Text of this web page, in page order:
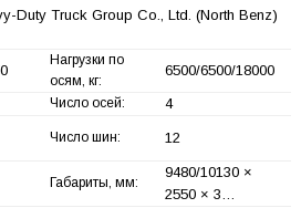
Duty Truck Group Co., Ltd. (North Benz)
Нагрузки по
осям, кг:
6500/6500/18000
Число осей: 4
Число шин: 12
Габариты, мм:
9480/10130 ×
2550 × 3…